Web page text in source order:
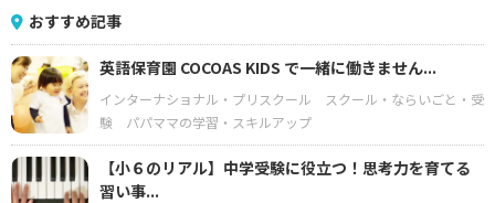
おすすめ記事
英語保育園 COCOAS KIDS で一緒に働きません...
インターナショナル・プリスクール
スクール・ならいごと・受
験
パパママの学習・スキルアップ
【小６のリアル】中学受験に役立つ！思考力を育てる
習い事...